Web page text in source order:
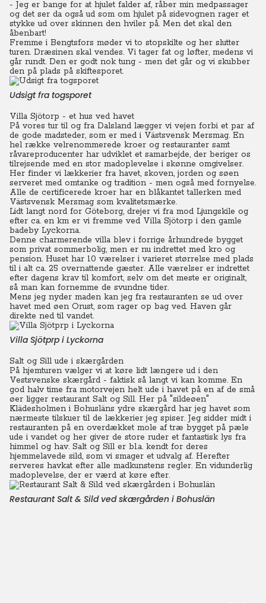
- Jeg er bange for at hjulet falder af, råber min medpassager
og det ser da også ud som om hjulet på sidevognen rager et
stykke ud over skinnen den hviler på. Men det skal den
åbenbart!
Fremme i Bengtsfors møder vi to stopskilte og her slutter
turen. Dræsinen skal vendes. Vi tager fat og løfter, medens vi
går rundt. Den er godt nok tung - men det går og vi skubber
den på plads på skiftesporet.
Udsigt fra togsporet
Villa Sjötorp - et hus ved havet
På vores tur til og fra Dalsland lægger vi vejen forbi et par af
de gode madsteder, som er med i Västsvensk Mersmag. En
hel række velrenommerede kroer og restauranter samt
råvareproducenter har udviklet et samarbejde, der beriger os
tilrejsende med en stor madoplevelse i skønne omgivelser.
Her finder vi lækkerier fra havet, skoven, jorden og søen
serveret med omtanke og tradition - men også med fornyelse.
Alle de certificerede kroer har en blåkantet tallerken med
Västsvensk Mersmag som kvalitetsmærke.
Lidt langt nord for Göteborg, drejer vi fra mod Ljungskile og
efter ca. en km er vi fremme ved Villa Sjötorp i den gamle
badeby Lyckorna.
Denne charmerende villa blev i forrige århundrede bygget
som privat sommerbolig, men er nu indrettet med kro og
pension. Huset har 10 værelser i varieret størrelse med plads
til i alt ca. 25 overnattende gæster. Alle værelser er indrettet
efter dagens krav til komfort, selv om det meste er originalt,
så man kan fornemme de svundne tider.
Mens jeg nyder maden kan jeg fra restauranten se ud over
havet med øen Orust, som rager op bag ved. Haven går
direkte ned til vandet.
Villa Sjötprp i Lyckorna
Salt og Sill ude i skærgården
På hjemturen vælger vi at køre lidt længere ud i den
Vestsvenske skærgård - faktisk så langt vi kan komme. En
god halv time fra motorvejen helt ude i havet på en af de små
øer ligger restaurant Salt og Sill. Her på "sildeøen"
Klädesholmen i Bohusläns ydre skærgård har jeg havet som
nærmeste tilskuer til de lækkerier jeg spiser. Jeg sidder midt i
restauranten på en overdækket mole af træ bygget på pæle
ude i vandet og her giver de store ruder et fantastisk lys fra
himmel og hav. Salt og Sill er bl.a. kendt for deres
hjemmelavede sild, som vi smager et udvalg af. Herefter
serveres havkat efter alle madkunstens regler. En vidunderlig
madoplevelse, der er værd at køre efter.
Restaurant Salt & Sild ved skærgården i Bohuslän